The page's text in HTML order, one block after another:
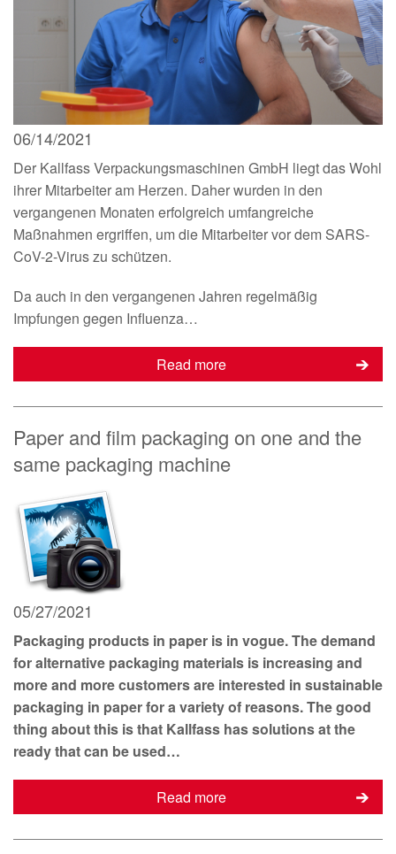
06/14/2021
Der Kallfass Verpackungsmaschinen GmbH liegt das Wohl
ihrer Mitarbeiter am Herzen. Daher wurden in den
vergangenen Monaten erfolgreich umfangreiche
Maßnahmen ergriffen, um die Mitarbeiter vor dem SARS-
CoV-2-Virus zu schützen.
Da auch in den vergangenen Jahren regelmäßig
Impfungen gegen Influenza…
Read more
Paper and film packaging on one and the
same packaging machine
05/27/2021
Packaging products in paper is in vogue. The demand
for alternative packaging materials is increasing and
more and more customers are interested in sustainable
packaging in paper for a variety of reasons. The good
thing about this is that Kallfass has solutions at the
ready that can be used…
Read more